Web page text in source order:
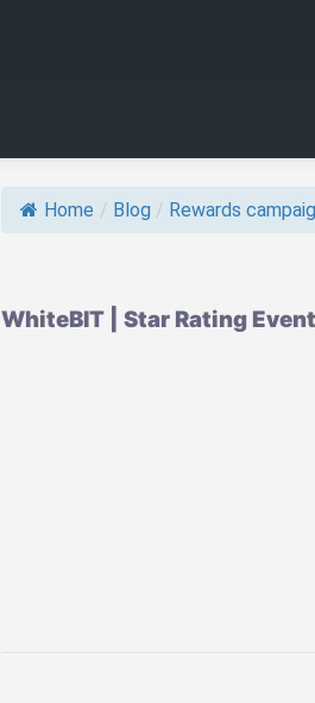
Home / Blog / Rewards
WhiteBIT | Star Rating Event